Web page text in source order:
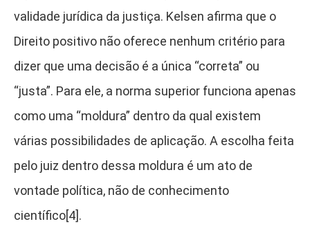
validade jurídica da justiça. Kelsen afirma que o
Direito positivo não oferece nenhum critério para
dizer que uma decisão é a única “correta” ou
“justa”. Para ele, a norma superior funciona apenas
como uma “moldura” dentro da qual existem
várias possibilidades de aplicação. A escolha feita
pelo juiz dentro dessa moldura é um ato de
vontade política, não de conhecimento
científico[4].